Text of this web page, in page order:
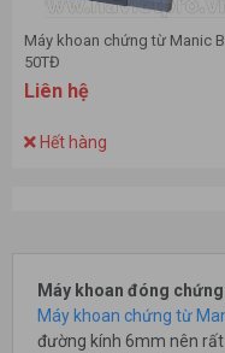
Máy khoan chứng từ Manic
50TĐ
Liên hệ
Hết hàng
Máy khoan đóng
Máy khoan chứng từ
đường kính 6mm nên